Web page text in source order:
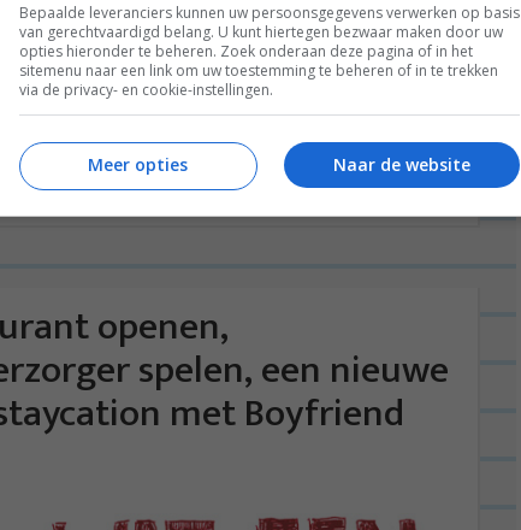
met mr. Boyfriend een paar dagen weg
Niet om mooi weer op te...Lees verder
openen,
spelen, een nieuwe
met Boyfriend
Bepaalde leveranciers kunnen uw persoonsgegevens verwerken op basis
van gerechtvaardigd belang. U kunt hiertegen bezwaar maken door uw
opties hieronder te beheren. Zoek onderaan deze pagina of in het
sitemenu naar een link om uw toestemming te beheren of in te trekken
via de privacy- en cookie-instellingen.
Naar de website
Meer opties